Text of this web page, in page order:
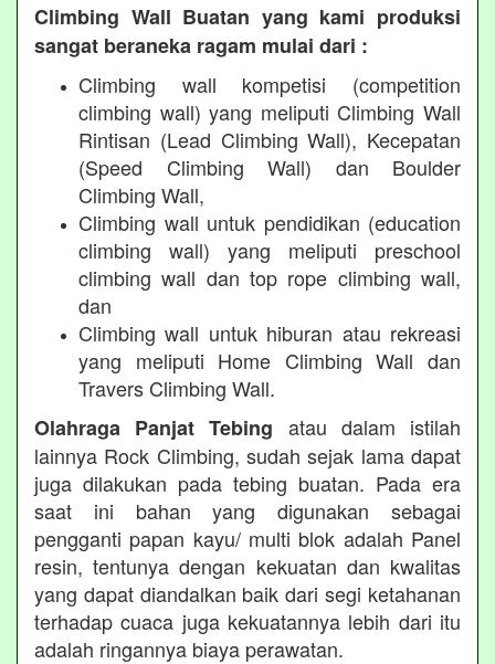
Climbing Wall Buatan yang kami produksi
sangat beraneka ragam mulai dari :
Climbing wall kompetisi (competition
climbing wall) yang meliputi Climbing Wall
Rintisan (Lead Climbing Wall), Kecepatan
(Speed Climbing Wall) dan Boulder
Climbing Wall,
Climbing wall untuk pendidikan (education
climbing wall) yang meliputi preschool
climbing wall dan top rope climbing wall,
dan
Climbing wall untuk hiburan atau rekreasi
yang meliputi Home Climbing Wall dan
Travers Climbing Wall.
Olahraga Panjat Tebing atau dalam istilah
lainnya Rock Climbing, sudah sejak lama dapat
juga dilakukan pada tebing buatan. Pada era
saat ini bahan yang digunakan sebagai
pengganti papan kayu/ multi blok adalah Panel
resin, tentunya dengan kekuatan dan kwalitas
yang dapat diandalkan baik dari segi ketahanan
terhadap cuaca juga kekuatannya lebih dari itu
adalah ringannya biaya perawatan.